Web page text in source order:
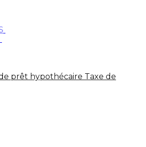
prêt hypothécaire Taxe de